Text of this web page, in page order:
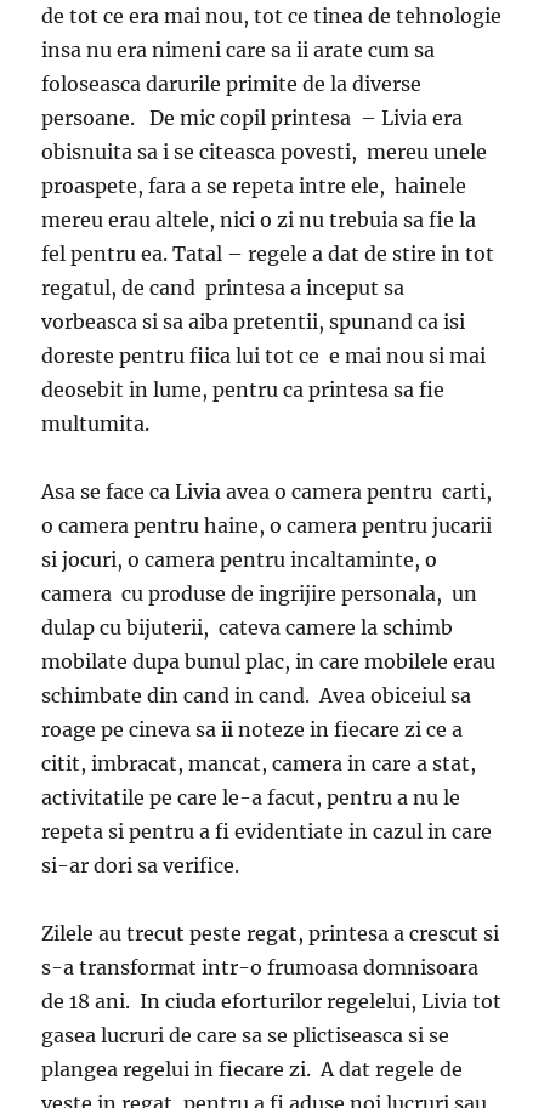
de tot ce era mai nou, tot ce tinea de tehnologie
insa nu era nimeni care sa ii arate cum sa
foloseasca darurile primite de la diverse
persoane. De mic copil printesa – Livia era
obisnuita sa i se citeasca povesti, mereu unele
proaspete, fara a se repeta intre ele, hainele
mereu erau altele, nici o zi nu trebuia sa fie la
fel pentru ea. Tatal – regele a dat de stire in tot
regatul, de cand printesa a inceput sa
vorbeasca si sa aiba pretentii, spunand ca isi
doreste pentru fiica lui tot ce e mai nou si mai
deosebit in lume, pentru ca printesa sa fie
multumita.
Asa se face ca Livia avea o camera pentru carti,
o camera pentru haine, o camera pentru jucarii
si jocuri, o camera pentru incaltaminte, o
camera cu produse de ingrijire personala, un
dulap cu bijuterii, cateva camere la schimb
mobilate dupa bunul plac, in care mobilele erau
schimbate din cand in cand. Avea obiceiul sa
roage pe cineva sa ii noteze in fiecare zi ce a
citit, imbracat, mancat, camera in care a stat,
activitatile pe care le-a facut, pentru a nu le
repeta si pentru a fi evidentiate in cazul in care
si-ar dori sa verifice.
Zilele au trecut peste regat, printesa a crescut si
s-a transformat intr-o frumoasa domnisoara
de 18 ani. In ciuda eforturilor regelelui, Livia tot
gasea lucruri de care sa se plictiseasca si se
plangea regelui in fiecare zi. A dat regele de
veste in regat, pentru a fi aduse noi lucruri sau